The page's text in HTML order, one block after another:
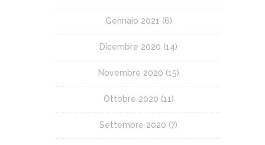
Gennaio 2021 (6)
Dicembre 2020 (14)
Novembre 2020 (15)
Ottobre 2020 (11)
Settembre 2020 (7)